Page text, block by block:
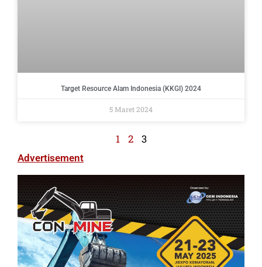
Target Resource Alam Indonesia (KKGI) 2024
5 Maret 2024
1 2 3
Advertisement